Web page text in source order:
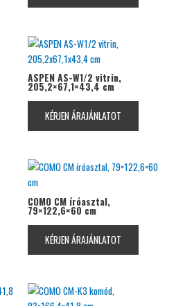
ASPEN AS-W1/2 vitrin,
205,2×67,1×43,4 cm
KÉRJEN ÁRAJÁNLATOT
COMO CM íróasztal,
79×122,6×60 cm
KÉRJEN ÁRAJÁNLATOT